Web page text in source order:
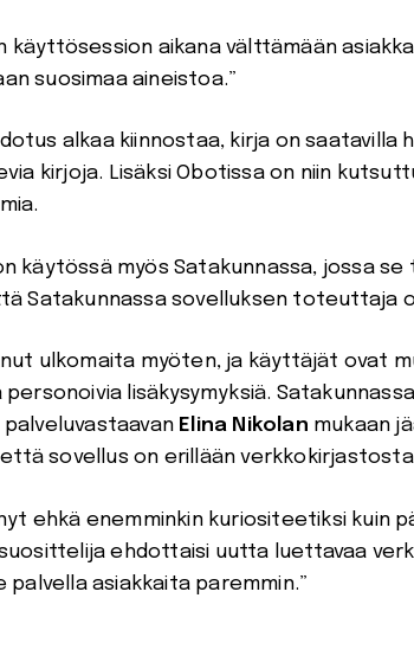
käyttösession aikana välttämään
suosimaa aineistoa.”
alkaa kiinnostaa, kirja on
kirjoja. Lisäksi Obotissa on niin
käytössä myös Satakunnassa, jossa
Satakunnassa sovelluksen toteuttaja
ulkomaita myöten, ja käyttäjät ovat
lisäkysymyksiä.
Elina Nikolan mukaan
että sovellus on erillään
ehkä enemminkin kuriositeetiksi kuin
suosittelija ehdottaisi uutta luettavaa
palvella asiakkaita paremmin.”